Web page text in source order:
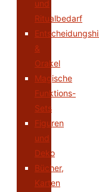
und
Ritualbedarf
&
Orakel
Magische
Funktions-
Sets
Figuren
und
Deko
Bücher,
Karten